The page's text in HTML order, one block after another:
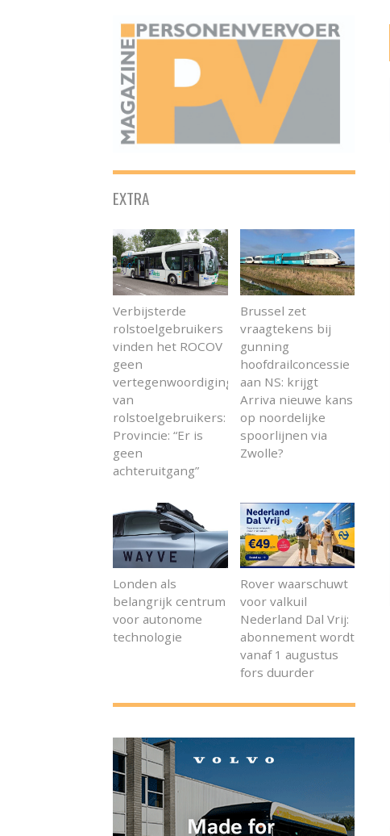
EXTRA
Verbijsterde
rolstoelgebruikers
vinden het ROCOV
geen
vertegenwoordiging
van
rolstoelgebruikers:
Provincie: “Er is
geen
achteruitgang”
Brussel zet
vraagtekens bij
gunning
hoofdrailconcessie
aan NS: krijgt
Arriva nieuwe kans
op noordelijke
spoorlijnen via
Zwolle?
Londen als
belangrijk centrum
voor autonome
technologie
Rover waarschuwt
voor valkuil
Nederland Dal Vrij:
abonnement wordt
vanaf 1 augustus
fors duurder